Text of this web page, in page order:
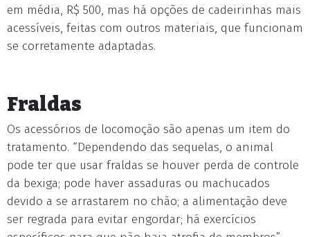
em média, R$ 500, mas há opções de cadeirinhas mais
acessíveis, feitas com outros materiais, que funcionam
se corretamente adaptadas.
Fraldas
Os acessórios de locomoção são apenas um item do
tratamento. “Dependendo das sequelas, o animal
pode ter que usar fraldas se houver perda de controle
da bexiga; pode haver assaduras ou machucados
devido a se arrastarem no chão; a alimentação deve
ser regrada para evitar engordar; há exercícios